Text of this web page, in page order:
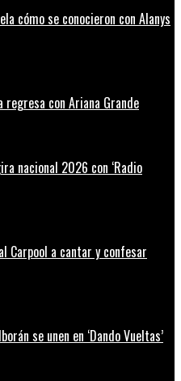
cómo se conocieron con Alanys
regresa con Ariana Grande
nacional 2026 con ‘Radio
Carpool a cantar y confesar
se unen en ‘Dando Vueltas’